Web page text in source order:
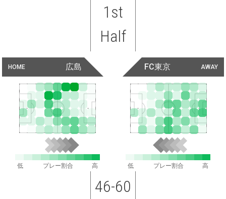
1st
Half
HOME 広島 AWAY
FC東京
低 プレー割合 高 低 プレー割合 高
46-60